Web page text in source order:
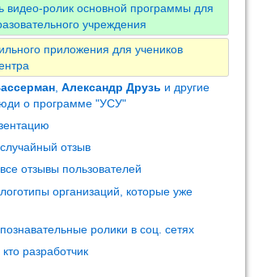
видео-ролик основной программы для
учреждения
приложения для учеников
,Александр Друзь и другие
о программе "УСУ"
отзыв
отзывы пользователей
организаций, которые уже
ролики в соц. сетях
разработчик